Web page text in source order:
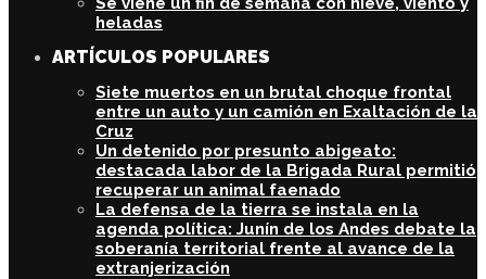
heladas
ARTÍCULOS POPULARES
Siete muertos en un brutal choque frontal
entre un auto y un camión en Exaltación de la
Cruz
Un detenido por presunto abigeato:
destacada labor de la Brigada Rural permitió
recuperar un animal faenado
La defensa de la tierra se instala en la
agenda política: Junín de los Andes debate la
soberanía territorial frente al avance de la
extranjerización